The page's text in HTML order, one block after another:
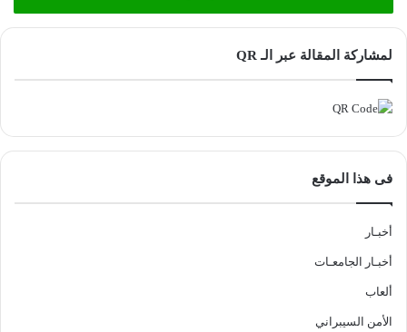
لمشاركة المقالة عبر الـ QR
فى هذا الموقع
أخبـار
أخبـار الجامعـات
ألعاب
الأمن السيبراني